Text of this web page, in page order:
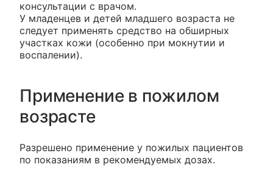
консультации с врачом.
У младенцев и детей младшего возраста не
следует применять средство на обширных
участках кожи (особенно при мокнутии и
воспалении).
Применение в пожилом
возрасте
Разрешено применение у пожилых пациентов
по показаниям в рекомендуемых дозах.